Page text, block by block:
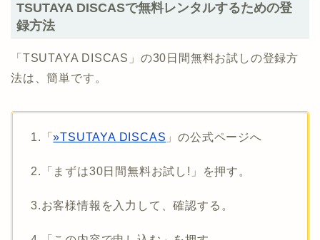
TSUTAYA DISCASで無料レンタルするための登
録方法
「TSUTAYA DISCAS」の30日間無料お試しの登録方
法は、簡単です。
1.「»TSUTAYA DISCAS 」の公式ページへ
2.「まずは30日間無料お試し!」を押す。
3.お客様情報を入力して、確認する。